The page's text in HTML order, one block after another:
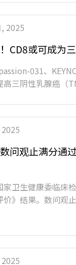
2025
CD8或可成为
031、
高三阴性乳腺癌（
问观止满分通
家卫生健康委临床
价》结果。数问观